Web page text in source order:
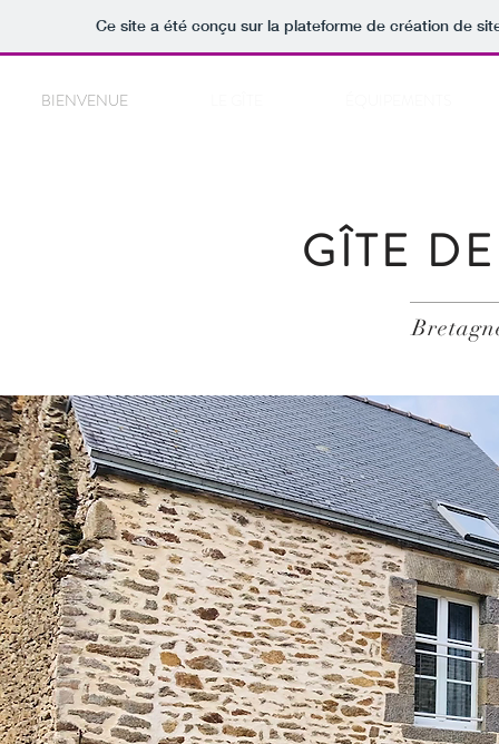
Ce site a été conçu sur la plateforme de création de
BIENVENUE
​GÎTE